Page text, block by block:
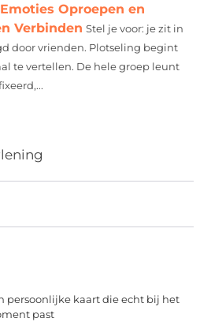
Oproepen en
Verbinden Stel je voor: je zit in
door vrienden. Plotseling begint
te vertellen. De hele groep leunt
persoonlijke kaart die echt bij het
past